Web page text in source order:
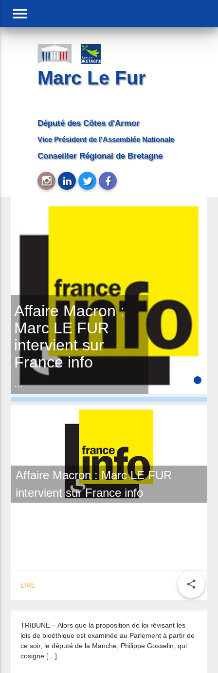
Marc Le Fur
Député des Côtes d'Armor
Vice Président de l'Assemblée Nationale
Conseiller Régional de Bretagne
menu
Affaire Macron :
Marc LE FUR
intervient sur
France info
...
Affaire Macron : Marc LE FUR
intervient sur France info
LIRE share
MÉRITE PLUS D’ÉGARDS » (LE
TRIBUNE – Alors que la proposition de loi révisant les
lois de bioéthique est examinée au Parlement à partir de
ce soir, le député de la Manche, Philippe Gosselin, qui
cosigne […]